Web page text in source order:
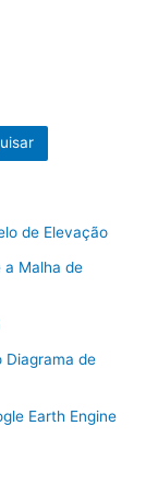
de Elevação
a Malha de
Diagrama de
Earth Engine